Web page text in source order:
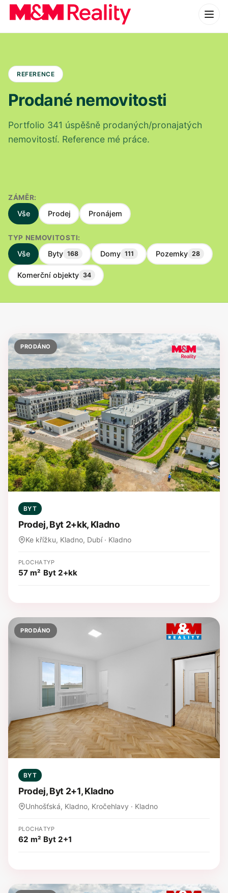
REFERENCE
Prodané nemovitosti
Portfolio 341 úspěšně prodaných/pronajatých
nemovitostí. Reference mé práce.
ZÁMĚR:
Vše Prodej Pronájem
TYP NEMOVITOSTI:
Vše Byty 168 Domy 111 Pozemky 28
Komerční objekty 34
PRODÁNO
BYT
Prodej, Byt 2+kk, Kladno
Ke křížku, Kladno, Dubí · Kladno
PLOCHA
57 m²
TYP
Byt 2+kk
PRODÁNO
BYT
Prodej, Byt 2+1, Kladno
Unhošťská, Kladno, Kročehlavy · Kladno
PLOCHA
62 m²
TYP
Byt 2+1